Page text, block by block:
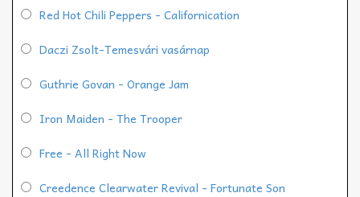
Red Hot Chili Peppers - Californication
Daczi Zsolt-Temesvári vasárnap
Guthrie Govan - Orange Jam
Iron Maiden - The Trooper
Free - All Right Now
Creedence Clearwater Revival - Fortunate Son